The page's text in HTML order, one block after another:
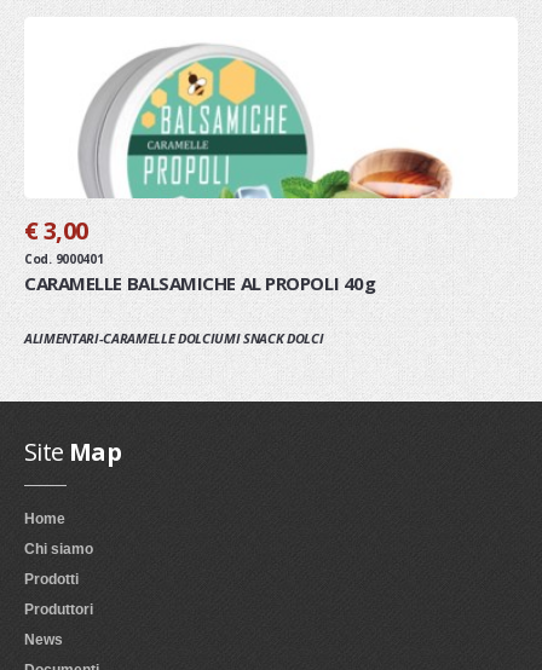
€ 3,00
Cod. 9000401
CARAMELLE BALSAMICHE AL PROPOLI 40g
ALIMENTARI-CARAMELLE DOLCIUMI SNACK DOLCI
Site Map
Home
Chi siamo
Prodotti
Produttori
News